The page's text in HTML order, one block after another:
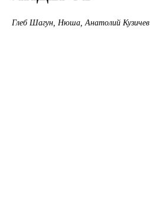
Глеб Шагун, Нюша, Анатолий Кузичев